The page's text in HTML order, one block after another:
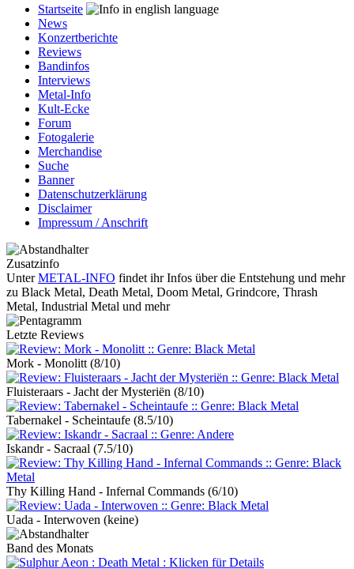
Startseite
News
Konzertberichte
Reviews
Bandinfos
Interviews
Metal-Info
Kult-Ecke
Forum
Fotogalerie
Merchandise
Suche
Banner
Datenschutzerklärung
Disclaimer
Impressum / Anschrift
Zusatzinfo
UnterMETAL-INFO findet ihr Infos über die Entstehung und mehr
zu Black Metal, Death Metal, Doom Metal, Grindcore, Thrash
Metal, Industrial Metal und mehr
Letzte Reviews
Mork - Monolitt (8/10)
Fluisteraars - Jacht der Mysteriën (8/10)
Tabernakel - Scheintaufe (8.5/10)
Iskandr - Sacraal (7.5/10)
Thy Killing Hand - Infernal Commands (6/10)
Uada - Interwoven (keine)
Band des Monats